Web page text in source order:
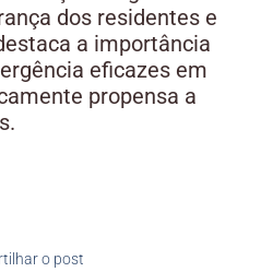
dos residentes e
a importância
eficazes em
propensa a
o post